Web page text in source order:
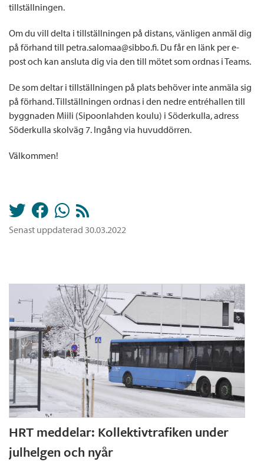
tillställningen.
Om du vill delta i tillställningen på distans, vänligen anmäl dig
på förhand till petra.salomaa@sibbo.fi. Du får en länk per e-
post och kan ansluta dig via den till mötet som ordnas i Teams.
De som deltar i tillställningen på plats behöver inte anmäla sig
på förhand. Tillställningen ordnas i den nedre entréhallen till
byggnaden Miili (Sipoonlahden koulu) i Söderkulla, adress
Söderkulla skolväg 7. Ingång via huvuddörren.
Välkommen!
Senast uppdaterad 30.03.2022
HRT meddelar: Kollektivtrafiken under
julhelgen och nyår